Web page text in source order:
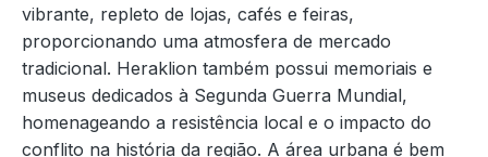
vibrante, repleto de lojas, cafés e feiras,
proporcionando uma atmosfera de mercado
tradicional. Heraklion também possui memoriais e
museus dedicados à Segunda Guerra Mundial,
homenageando a resistência local e o impacto do
conflito na história da região. A área urbana é bem